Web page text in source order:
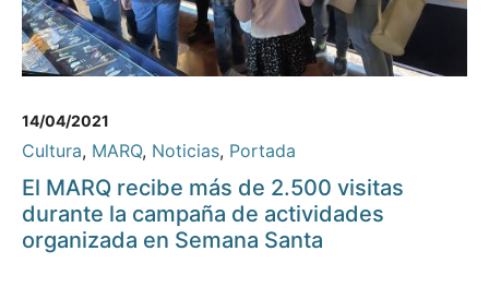
14/04/2021
Cultura, MARQ, Noticias, Portada
El MARQ recibe más de 2.500 visitas
durante la campaña de actividades
organizada en Semana Santa